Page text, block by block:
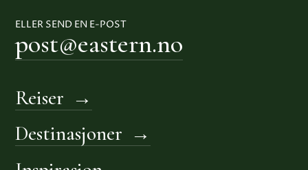
ELLER SEND EN E-POST
post@eastern.no
Reiser
Destinasjoner